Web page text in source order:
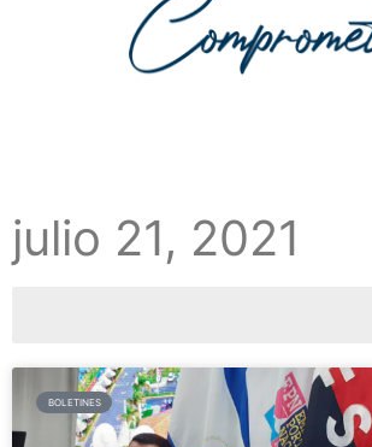
julio 21, 2021
BOLETINES